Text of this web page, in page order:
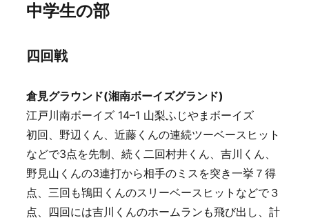
中学生の部
四回戦
倉見グラウンド(湘南ボーイズグランド)
江戸川南ボーイズ 14–1 山梨ふじやまボーイズ
初回、野辺くん、近藤くんの連続ツーベースヒット
などで3点を先制、続く二回村井くん、吉川くん、
野見山くんの3連打から相手のミスを突き一挙７得
点、三回も鴇田くんのスリーベースヒットなどで３
点、四回には吉川くんのホームランも飛び出し、計